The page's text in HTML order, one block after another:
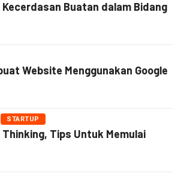
Buatan dalam Bidang
Website Menggunakan Google
STARTUP
Thinking, Tips Untuk Memulai